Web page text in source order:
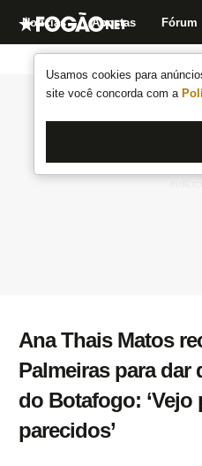
Usamos cookies para
site você concorda com a
Notícias Apostas Fórum
Ana Thais Matos
Palmeiras para dar
do Botafogo: ‘Vejo
parecidos’